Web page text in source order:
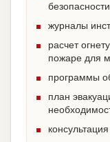
безопасности
журналы
расчет
пожаре для
программы
план